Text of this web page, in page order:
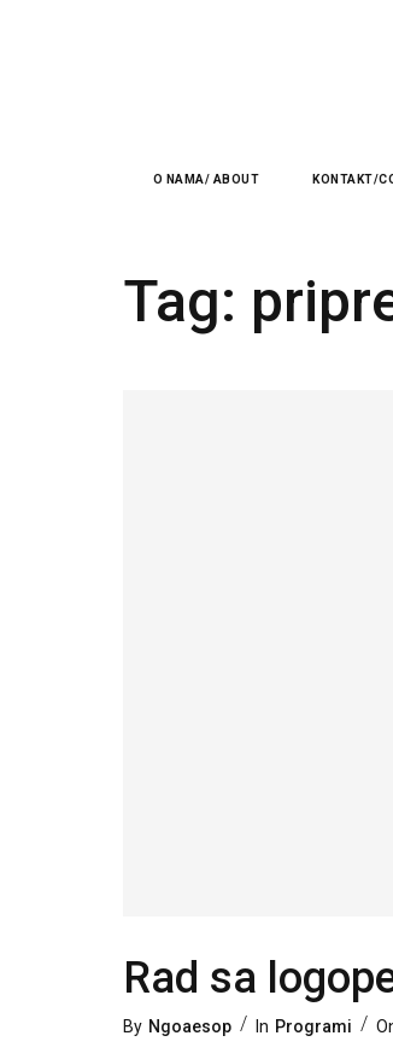
O NAMA/ ABOUT KONTAKT/
Tag:
Rad sa
By Ngoaesop Categories
In Programi